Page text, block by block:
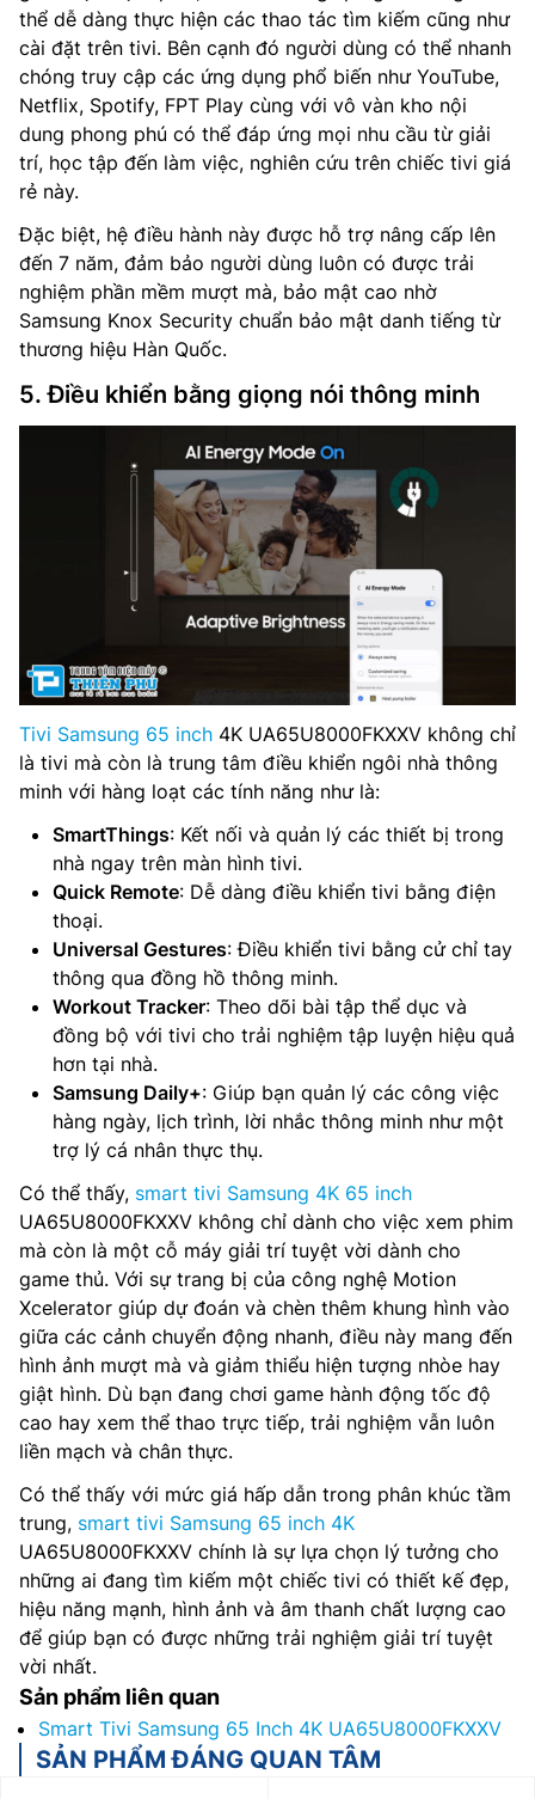
thể dễ dàng thực hiện các thao tác tìm kiếm cũng như
cài đặt trên tivi. Bên cạnh đó người dùng có thể nhanh
chóng truy cập các ứng dụng phổ biến như YouTube,
Netflix, Spotify, FPT Play cùng với vô vàn kho nội
dung phong phú có thể đáp ứng mọi nhu cầu từ giải
trí, học tập đến làm việc, nghiên cứu trên chiếc tivi giá
rẻ này.
Đặc biệt, hệ điều hành này được hỗ trợ nâng cấp lên
đến 7 năm, đảm bảo người dùng luôn có được trải
nghiệm phần mềm mượt mà, bảo mật cao nhờ
Samsung Knox Security chuẩn bảo mật danh tiếng từ
thương hiệu Hàn Quốc.
5. Điều khiển bằng giọng nói thông minh
Tivi Samsung 65 inch 4K UA65U8000FKXXV không chỉ
là tivi mà còn là trung tâm điều khiển ngôi nhà thông
minh với hàng loạt các tính năng như là:
SmartThings: Kết nối và quản lý các thiết bị trong
nhà ngay trên màn hình tivi.
Quick Remote: Dễ dàng điều khiển tivi bằng điện
thoại.
Universal Gestures: Điều khiển tivi bằng cử chỉ tay
thông qua đồng hồ thông minh.
Workout Tracker: Theo dõi bài tập thể dục và
đồng bộ với tivi cho trải nghiệm tập luyện hiệu quả
hơn tại nhà.
Samsung Daily+: Giúp bạn quản lý các công việc
hàng ngày, lịch trình, lời nhắc thông minh như một
trợ lý cá nhân thực thụ.
Có thể thấy, smart tivi Samsung 4K 65 inch
UA65U8000FKXXV không chỉ dành cho việc xem phim
mà còn là một cỗ máy giải trí tuyệt vời dành cho
game thủ. Với sự trang bị của công nghệ Motion
Xcelerator giúp dự đoán và chèn thêm khung hình vào
giữa các cảnh chuyển động nhanh, điều này mang đến
hình ảnh mượt mà và giảm thiểu hiện tượng nhòe hay
giật hình. Dù bạn đang chơi game hành động tốc độ
cao hay xem thể thao trực tiếp, trải nghiệm vẫn luôn
liền mạch và chân thực.
Có thể thấy với mức giá hấp dẫn trong phân khúc tầm
trung, smart tivi Samsung 65 inch 4K
UA65U8000FKXXV chính là sự lựa chọn lý tưởng cho
những ai đang tìm kiếm một chiếc tivi có thiết kế đẹp,
hiệu năng mạnh, hình ảnh và âm thanh chất lượng cao
để giúp bạn có được những trải nghiệm giải trí tuyệt
vời nhất.
Sản phẩm liên quan
Smart Tivi Samsung 65 Inch 4K UA65U8000FKXXV
SẢN PHẨM ĐÁNG QUAN TÂM